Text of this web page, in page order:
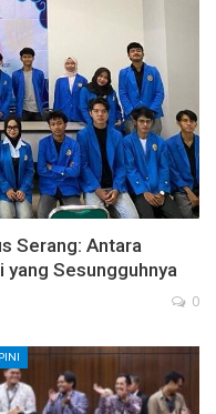
Serang: Antara
yang Sesungguhnya
0